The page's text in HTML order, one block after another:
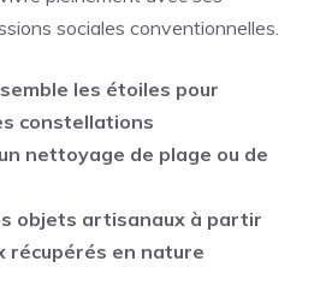
sociales conventionnelles.
les étoiles pour
constellations
nettoyage de plage ou de
objets artisanaux à partir
récupérés en nature